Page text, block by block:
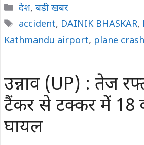
Categories
देश, बड़ी खबर
Tags
accident, DAINIK BHASKAR,
Kathmandu airport, plane crash
उन्नाव (UP) : तेज
टैंकर से टक्कर में 18
घायल